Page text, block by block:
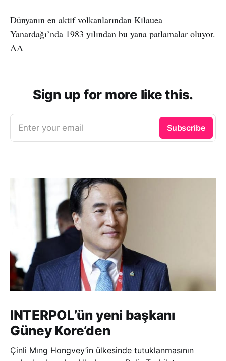
Dünyanın en aktif volkanlarından Kilauea
Yanardağı’nda 1983 yılından bu yana patlamalar oluyor.
AA
Sign up for more like this.
Enter your email Subscribe
INTERPOL’ün yeni başkanı
Güney Kore’den
Çinli Mıng Hongvey’in ülkesinde tutuklanmasının